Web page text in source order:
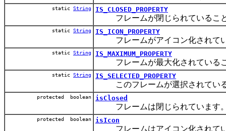
static String IS_CLOSED_PROPERTY
フレームが閉じられていること
static String IS_ICON_PROPERTY
フレームがアイコン化されてい
static String IS_MAXIMUM_PROPERTY
フレームが最大化されているこ
static String IS_SELECTED_PROPERTY
このフレームが選択されている
protected boolean isClosed
フレームは閉じられています
protected boolean isIcon
フレームはアイコン化されて